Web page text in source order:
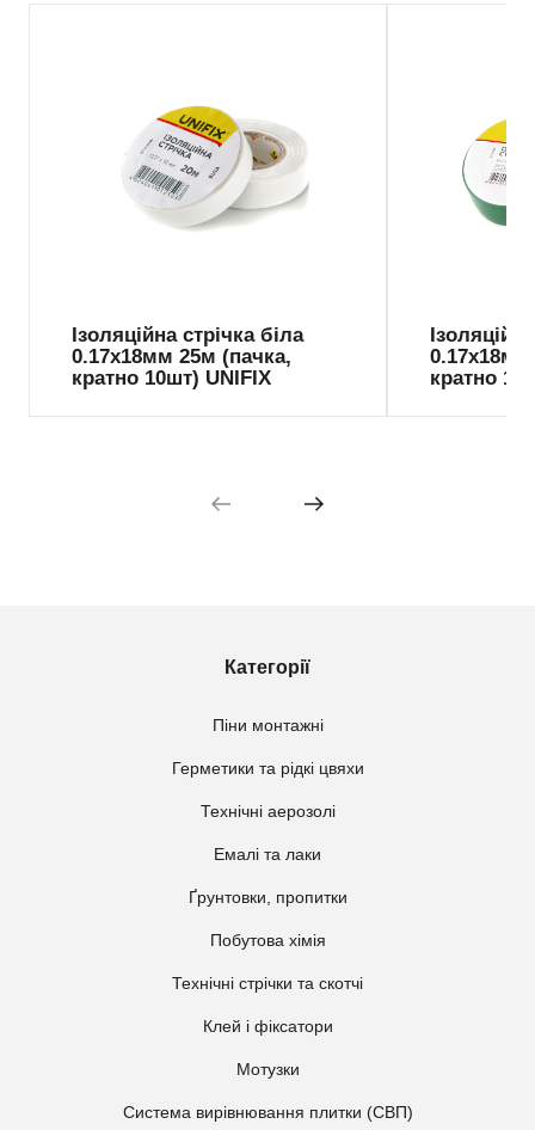
Ізоляційна стрiчка бiла
0.17х18мм 25м (пачка,
кратно 10шт) UNIFIX
кратно
Категорії
Піни монтажні
Герметики та рідкі цвяхи
Технічні аерозолі
Емалі та лаки
Ґрунтовки, пропитки
Побутова хімія
Технічні стрічки та скотчі
Клей і фіксатори
Мотузки
Система вирівнювання плитки (СВП)